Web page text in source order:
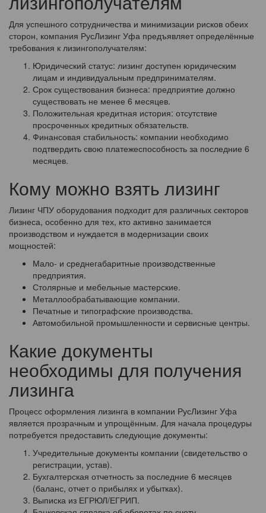
Для успешного сотрудничества и минимизации рисков обеих
сторон, компания РусЛизинг Уфа предъявляет определённые
требования к лизингополучателям:
Юридический статус: лизинг доступен юридическим
лицам и индивидуальным предпринимателям.
Срок существования бизнеса: предприятие должно
существовать не менее 6 месяцев.
Положительная кредитная история: отсутствие
просроченных кредитных обязательств.
Финансовая стабильность: компании необходимо
подтвердить свою платежеспособность за последние 6
месяцев.
Кому можно взять лизинг
Лизинг ЧПУ оборудования подходит для различных секторов
бизнеса, особенно для тех, кто активно занимается
производством и нуждается в модернизации своих
мощностей:
Мало- и среднегабаритные производственные
предприятия.
Столярные и мебельные мастерские.
Металлообрабатывающие компании.
Печатные и типографские производства.
Автомобильной промышленности и сервисные центры.
Какие документы
необходимы для получения
лизинга
Процесс оформления лизинга в компании РусЛизинг Уфа
является прозрачным и упрощённым. Для начала процедуры
потребуется предоставить следующие документы:
Учредительные документы компании (свидетельство о
регистрации, устав).
Бухгалтерская отчетность за последние 6 месяцев
(баланс, отчет о прибылях и убытках).
Выписка из ЕГРЮЛ/ЕГРИП.